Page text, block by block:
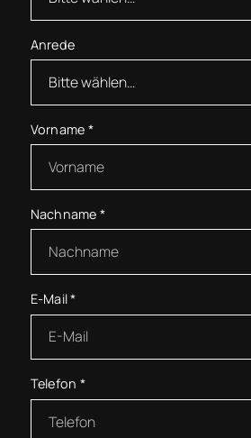
Anrede
Vorname *
Nachname *
E-Mail*
Telefon *